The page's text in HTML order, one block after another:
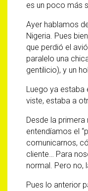
es un poco más
Ayer hablamos
Nigeria. Pues
que perdió el
paralelo una
gentilicio), y un
Luego ya
viste, estaba a
Desde la
entendíamos el
comunicarnos,
cliente… Para
normal. Pero no,
Pues lo anterior